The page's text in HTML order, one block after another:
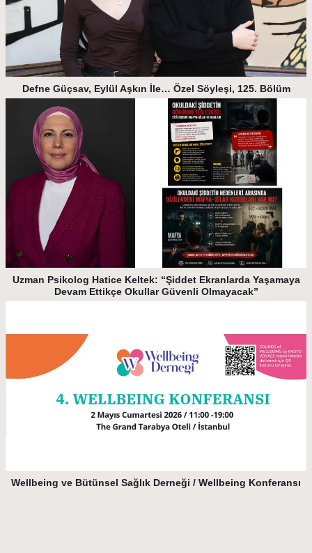
Defne Güçsav, Eylül Aşkın İle… Özel Söyleşi, 125. Bölüm
Uzman Psikolog Hatice Keltek: “Şiddet Ekranlarda Yaşamaya
Devam Ettikçe Okullar Güvenli Olmayacak”
Wellbeing ve Bütünsel Sağlık Derneği / Wellbeing Konferansı